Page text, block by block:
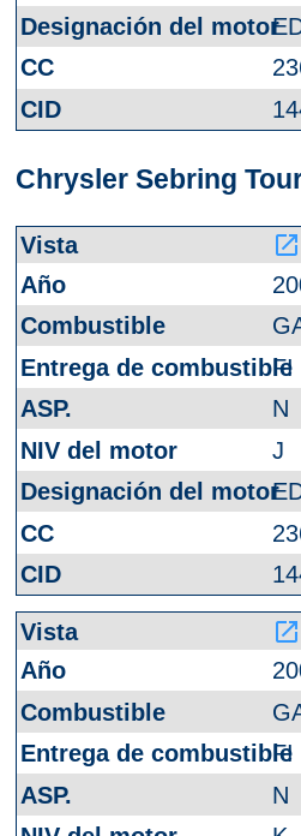
Chrysler Sebring
launch
FI
N
J
launch
FI
N